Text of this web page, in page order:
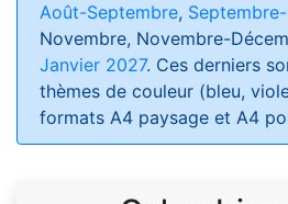
Août-Septembre,
Novembre, Novembre-
Janvier 2027. Ces derniers
thèmes de couleur (bleu,
formats A4 paysage et A4